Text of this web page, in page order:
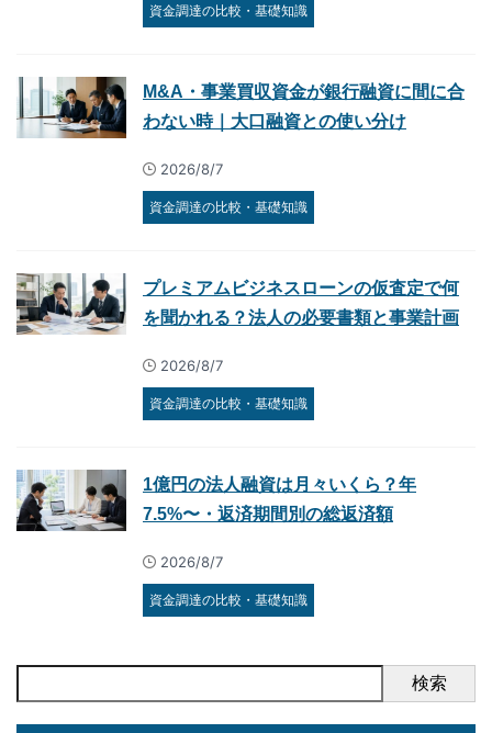
資金調達の比較・基礎知識
M&A・事業買収資金が銀行融資に間に合
わない時｜大口融資との使い分け
2026/8/7
資金調達の比較・基礎知識
プレミアムビジネスローンの仮査定で何
を聞かれる？法人の必要書類と事業計画
2026/8/7
資金調達の比較・基礎知識
1億円の法人融資は月々いくら？年
7.5%〜・返済期間別の総返済額
2026/8/7
資金調達の比較・基礎知識
検索